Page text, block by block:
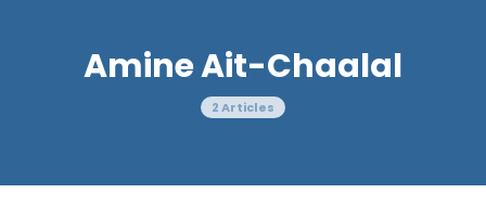
Amine Ait-Chaalal
2 Articles